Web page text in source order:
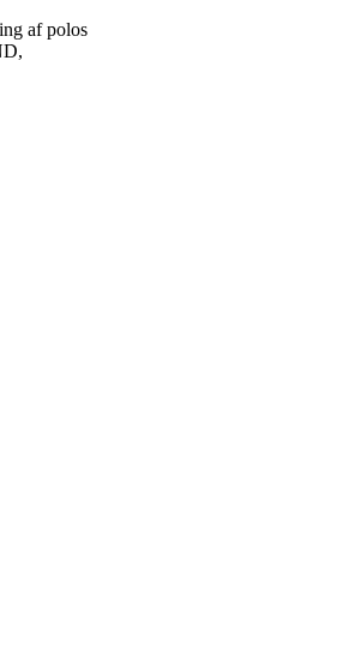
af polos